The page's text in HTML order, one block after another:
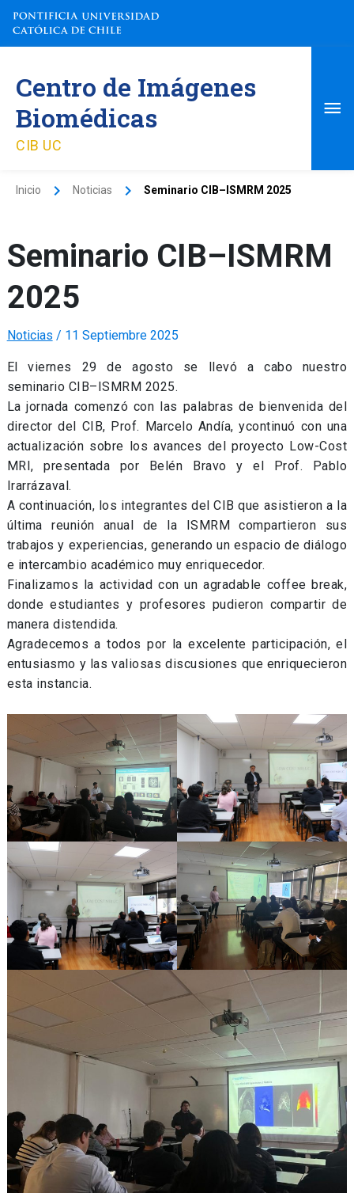
contenido
Centro de Imágenes
Biomédicas
CIB UC
Inicio Noticias Seminario CIB–ISMRM 2025
Seminario CIB–ISMRM
2025
Noticias / 11 Septiembre 2025
El viernes 29 de agosto se llevó a cabo nuestro
seminario CIB–ISMRM 2025.
La jornada comenzó con las palabras de bienvenida del
director del CIB, Prof. Marcelo Andía, ycontinuó con una
actualización sobre los avances del proyecto Low-Cost
MRI, presentada por Belén Bravo y el Prof. Pablo
Irarrázaval.
A continuación, los integrantes del CIB que asistieron a la
última reunión anual de la ISMRM compartieron sus
trabajos y experiencias, generando un espacio de diálogo
e intercambio académico muy enriquecedor.
Finalizamos la actividad con un agradable coffee break,
donde estudiantes y profesores pudieron compartir de
manera distendida.
Agradecemos a todos por la excelente participación, el
entusiasmo y las valiosas discusiones que enriquecieron
esta instancia.